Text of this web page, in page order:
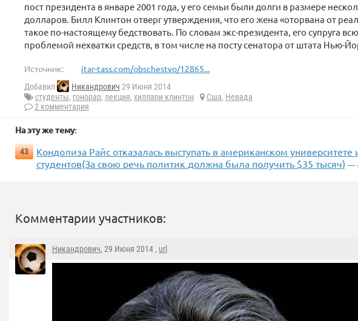
пост президента в январе 2001 года, у его семьи были долги в размере
долларов. Билл Клинтон отверг утверждения, что его жена «оторвана от
такое по-настоящему бедствовать. По словам экс-президента, его супруга
проблемой нехватки средств, в том числе на посту сенатора от штата Нью-
Источник: itar-tass.com/obschestvo/12865...
Добавил Никандрович 29 Июня 2014
студенты, гонорар, лекция, хиллари клинтон Сша, Невада
2 комментария
На эту же тему:
43
Кондолиза Райс отказалась выступать в американском университете
студентов(За свою речь политик должна была получить $35 тысяч) —
Комментарии участников:
Никандрович, 29 Июня 2014 , url